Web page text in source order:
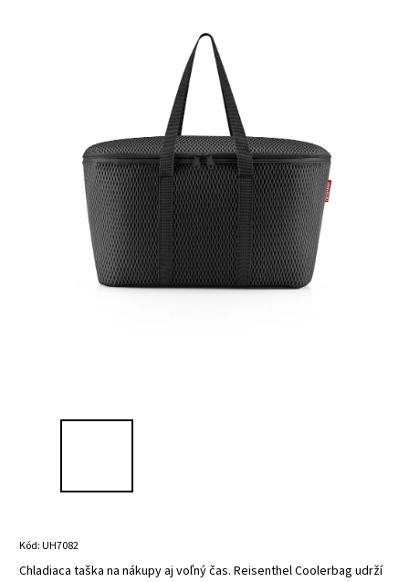
Kód:UH7082
Chladiaca taška na nákupy aj voľný čas. Reisenthel Coolerbag udrží